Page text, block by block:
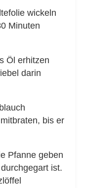
wickeln
Minuten
Öl erhitzen
darin
bis er
Pfanne geben
ist.